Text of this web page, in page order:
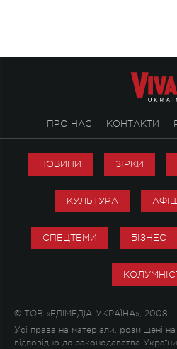
ПРО НАС КОНТАКТИ
НОВИНИ ЗІРКИ
КУЛЬТУРА
СПЕЦТЕМИ БІЗНЕС
© ТОВ «ЕДІМЕДІА-УКРАЇНА», 2008 -
Усі права на матеріали, розміщені
відповідно до законодавства